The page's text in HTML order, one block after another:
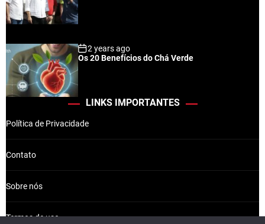
2 years ago
Os 20 Benefícios do Chá Verde
LINKS IMPORTANTES
Política de Privacidade
Contato
Sobre nós
Termos de uso